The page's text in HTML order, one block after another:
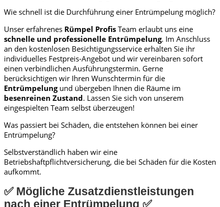
Wie schnell ist die Durchführung einer Entrümpelung möglich?
Unser erfahrenes Rümpel Profis Team erlaubt uns eine
schnelle und professionelle Entrümpelung. Im Anschluss
an den kostenlosen Besichtigungsservice erhalten Sie ihr
individuelles Festpreis-Angebot und wir vereinbaren sofort
einen verbindlichen Ausführungstermin. Gerne
berücksichtigen wir Ihren Wunschtermin für die
Entrümpelungund übergeben Ihnen die Räume im
besenreinen Zustand. Lassen Sie sich von unserem
eingespielten Team selbst überzeugen!
Was passiert bei Schäden, die entstehen können bei einer
Entrümpelung?
Selbstverständlich haben wir eine
Betriebshaftpflichtversicherung, die bei Schäden für die Kosten
aufkommt.
✅ Mögliche Zusatzdienstleistungen
nach einer Entrümpelung ✅